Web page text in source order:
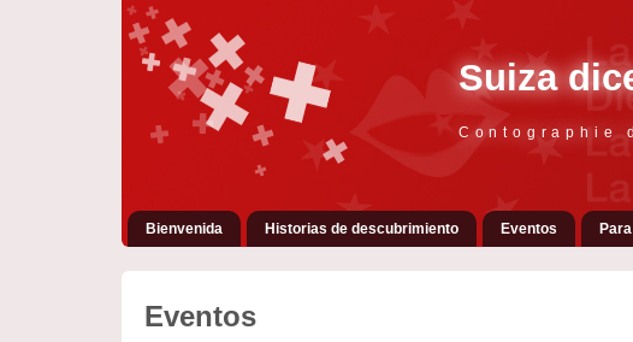
Suiza
Contographie
Bienvenida Historias de descubrimiento Eventos
Eventos